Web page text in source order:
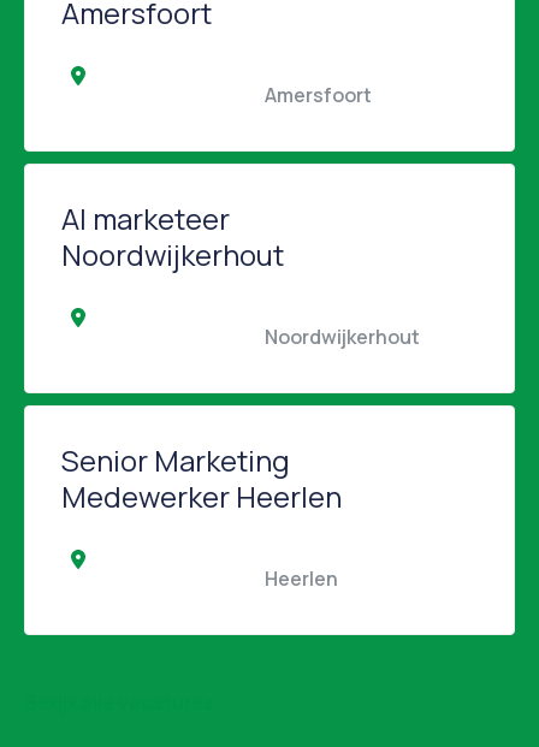
Amersfoort
AI marketeer
Noordwijkerhout
Senior Marketing
Medewerker Heerlen